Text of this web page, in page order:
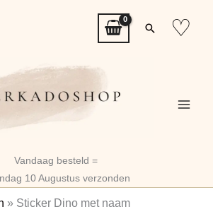
Zoeken
♡
Vandaag besteld =
10 Augustus verzonden
» Sticker Dino met naam